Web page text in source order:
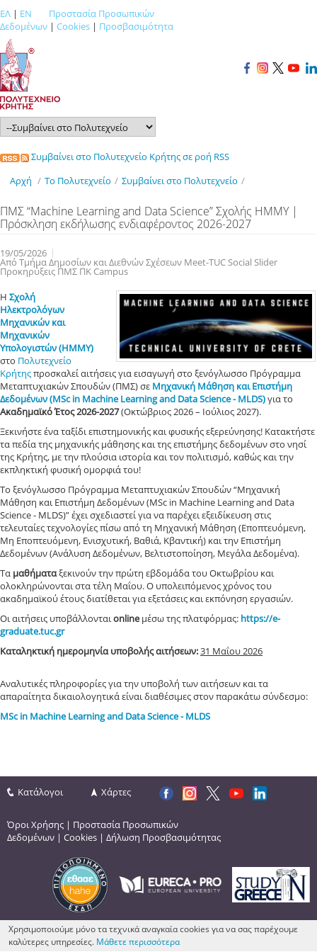
ΕΛ | EN
Προστασία Προσωπικών
Δεδομένων | Cookies | Προσβασιμότητα
Συμβαίνει στο Πολυτεχνείο Κρήτης σε ροή RSS
Αρχή / Το Πολυτεχνείο / Συμβαίνει στο Πολυτεχνείο /
ΠΜΣ “Machine Learning and Data Science” Σχολής ΗΜΜΥ |
Πρόσκληση εκδήλωσης ενδιαφέροντος 2026-2027
19/05/2026
Από Τμήμα Δημοσίων και Διεθνών Σχέσεων Meet-TUC Social Slider
Προκηρύξεις ΠΜΣ ΠΚ Campus
Η Σχολή
Ηλεκτρολόγων
Μηχανικών και
Μηχανικών
Υπολογιστών (ΗΜΜΥ)
στο Πολυτεχνείο
Κρήτηςπροσκαλεί αιτήσεις για εισαγωγή στο ξενόγλωσσο Πρόγραμμα
Μεταπτυχιακών Σπουδών (ΠΜΣ) σε Μηχανική Μάθηση και Επιστήμη
Δεδομένων (MSc in Machine Learning and Data Science - MLDS)για το
Ακαδημαϊκό Έτος 2026-2027(Οκτώβριος 2026 – Ιούλιος 2027).
Ξεκινήστε ένα ταξίδι επιστημονικής και φυσικής εξερεύνησης! Κατακτήστε
τα πεδία της μηχανικής μάθησης και της επιστήμης δεδομένων στο νησί
της Κρήτης, με την πλούσια ιστορία και τον πολιτισμό, καθώς και την
εκπληκτική φυσική ομορφιά του!
Το ξενόγλωσσο Πρόγραμμα Μεταπτυχιακών Σπουδών “Μηχανική
Μάθηση και Επιστήμη Δεδομένων (MSc in Machine Learning and Data
Science - MLDS)” έχει σχεδιαστεί για να παρέχει εξειδίκευση στις
τελευταίες τεχνολογίες πίσω από τη Μηχανική Μάθηση (Εποπτευόμενη,
Μη Εποπτευόμενη, Ενισχυτική, Βαθιά, Κβαντική) και την Επιστήμη
Δεδομένων (Ανάλυση Δεδομένων, Βελτιστοποίηση, Μεγάλα Δεδομένα).
Τα μαθήματαξεκινούν την πρώτη εβδομάδα του Οκτωβρίου και
ολοκληρώνονται στα τέλη Μαΐου. Ο υπολειπόμενος χρόνος του
ακαδημαϊκού έτους διατίθεται για εξετάσεις και εκπόνηση εργασιών.
Οι αιτήσεις υποβάλλονταιonlineμέσω της πλατφόρμας: https://e-
graduate.tuc.gr
Καταληκτική ημερομηνία υποβολής αιτήσεων:31 Μαΐου 2026
Αναλυτικές πληροφορίες για την υποβολή των αιτήσεων και τα
απαραίτητα δικαιολογητικά είναι διαθέσιμες στον παρακάτω σύνδεσμο:
MSc in Machine Learning and Data Science - MLDS
Κατάλογοι Χάρτες
Όροι Χρήσης | Προστασία Προσωπικών
Δεδομένων | Cookies | Δήλωση Προσβασιμότητας
Χρησιμοποιούμε μόνο τα τεχνικά αναγκαία cookies για να σας παρέχουμε
καλύτερες υπηρεσίες. Μάθετε περισσότερα